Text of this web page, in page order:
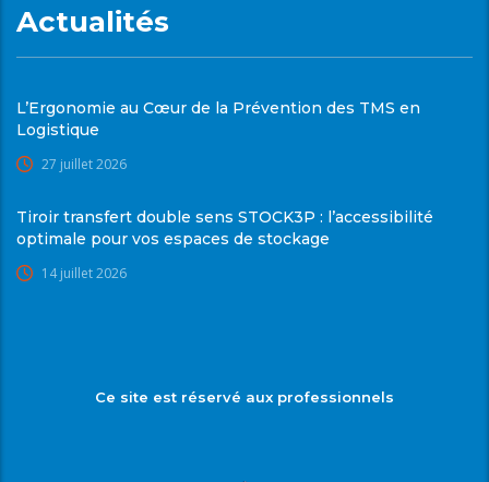
Actualités
L’Ergonomie au Cœur de la Prévention des TMS en
Logistique
27 juillet 2026
Tiroir transfert double sens STOCK3P : l’accessibilité
optimale pour vos espaces de stockage
14 juillet 2026
Ce site est réservé aux professionnels